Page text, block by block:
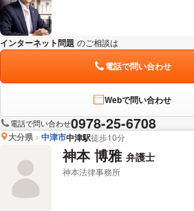
インターネット問題 のご相談は
電話で問い合わせ
Webで問い合わせ
電話で問い合わせ0978-25-6708
大分県 中津市中津駅徒歩10分
神本 博雅 弁護士
神本法律事務所